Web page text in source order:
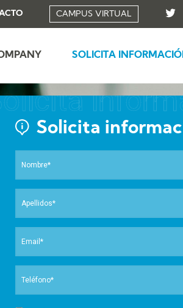
SOLICITA
CAMPUS VIRTUAL
Solicita